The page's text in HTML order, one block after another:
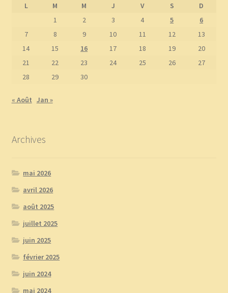
L M M J V S
D
1
2 3 4 5
6
7
8 9 10 11 12
13
14
15 16 17 18 19
20
21
22 23 24 25 26
27
28
29 30
« Août Jan »
Archives
mai 2026
avril 2026
août 2025
juillet 2025
juin 2025
février 2025
juin 2024
mai 2024